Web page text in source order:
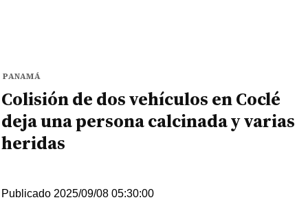
PANAMÁ
Colisión de dos vehículos en Coclé
deja una persona calcinada y varias
heridas
Publicado 2025/09/08 05:30:00